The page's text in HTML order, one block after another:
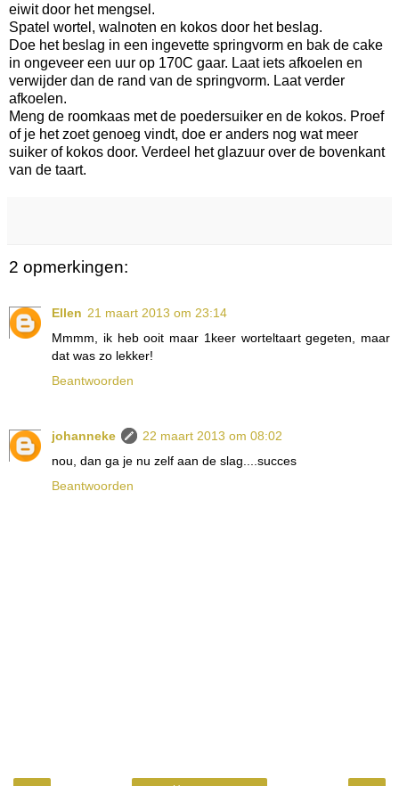
eiwit door het mengsel.
Spatel wortel, walnoten en kokos door het beslag.
Doe het beslag in een ingevette springvorm en bak de cake
in ongeveer een uur op 170C gaar. Laat iets afkoelen en
verwijder dan de rand van de springvorm. Laat verder
afkoelen.
Meng de roomkaas met de poedersuiker en de kokos. Proef
of je het zoet genoeg vindt, doe er anders nog wat meer
suiker of kokos door. Verdeel het glazuur over de bovenkant
van de taart.
2 opmerkingen:
Ellen 21 maart 2013 om 23:14
Mmmm, ik heb ooit maar 1keer worteltaart gegeten, maar
dat was zo lekker!
Beantwoorden
johanneke
22 maart 2013 om 08:02
nou, dan ga je nu zelf aan de slag....succes
Beantwoorden